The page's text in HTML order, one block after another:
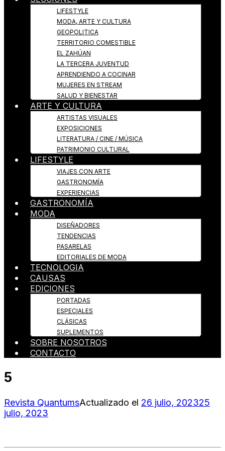
LIFESTYLE
MODA, ARTE Y CULTURA
GEOPOLITICA
TERRITORIO COMESTIBLE
EL ZAHÚAN
LA TERCERA JUVENTUD
APRENDIENDO A COCINAR
MUJERES EN STREAM
SALUD Y BIENESTAR
ARTE Y CULTURA
ARTISTAS VISUALES
EXPOSICIONES
LITERATURA / CINE / MÚSICA
PATRIMONIO CULTURAL
LIFESTYLE
VIAJES CON ARTE
GASTRONOMÍA
EXPERIENCIAS
GASTRONOMÍA
MODA
DISEÑADORES
TENDENCIAS
PASARELAS
EDITORIALES DE MODA
TECNOLOGIA
CAUSAS
EDICIONES
PORTADAS
ESPECIALES
CLÁSICAS
SUPLEMENTOS
SOBRE NOSOTROS
CONTACTO
5
Revista QuantumsActualizado el 26 julio, 202325
julio, 2023